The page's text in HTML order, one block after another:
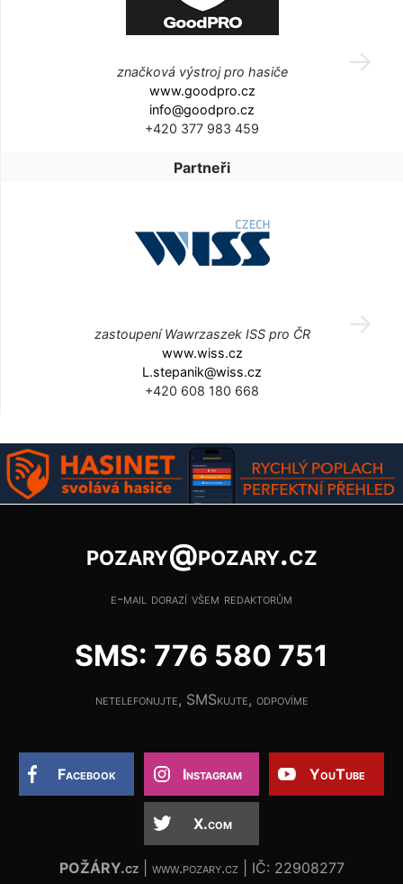
značková výstroj pro hasiče
www.goodpro.cz
info@goodpro.cz
+420 377 983 459
Partneři
zastoupení Wawrzaszek ISS pro ČR
www.wiss.cz
L.stepanik@wiss.cz
+420 608 180 668
pozary@pozary.cz
e-mail dorazí všem redaktorům
SMS: 776 580 751
netelefonujte, SMSkujte, odpovíme
Facebook Instagram YouTube
X.com
POŽÁRY.cz| www.pozary.cz | IČ: 22908277